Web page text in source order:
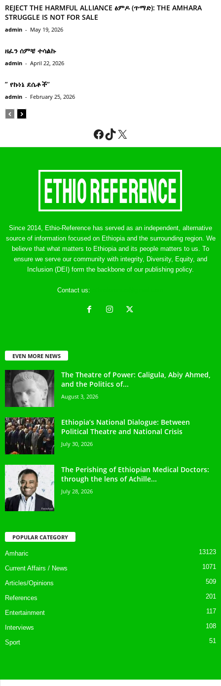
REJECT THE HARMFUL ALLIANCE ፅምዶ (ጥማድ): THE AMHARA
STRUGGLE IS NOT FOR SALE
admin - May 19, 2026
ዘፈን ሰምቼ ተሳልኩ
admin - April 22, 2026
” የኩነኔ ደሴቶች’’
admin - February 25, 2026
Facebook
TikTok
X
Since 2014, Ethio-Reference has served as an independent, alternative
source of information focused on Ethiopia and the surrounding region. We
believe that what matters to Ethiopia and its people matters to us. To
ensure we serve our community with integrity, Diversity, Equity, and
Inclusion (DEI) form the backbone of our publishing policy.
Contact us:
EVEN MORE NEWS
The Theatre of Power: Caligula, Abiy Ahmed,
and the Politics of...
August 3, 2026
Ethiopia’s National Dialogue: Between
Political Theatre and National Crisis
July 30, 2026
The Perishing of Ethiopian Medical Doctors:
through the lens of Achille...
July 28, 2026
POPULAR CATEGORY
Amharic 13123
Current Affairs / News 1071
Articles/Opinions 509
References 201
Entertainment 117
Interviews 108
Sport 51